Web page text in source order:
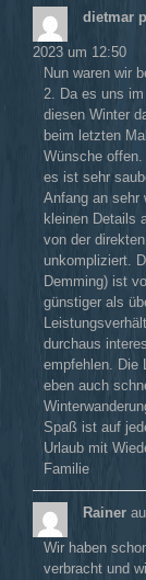
dietmar
2023 um 12:50
Nun waren wir
2. Da es uns
diesen Winter
beim letzten
Wünsche
es ist sehr
Anfang an sehr
kleinen Details
von der
unkompliziert.
Demming) ist
günstiger als
durchaus
empfehlen. Die
eben auch
Spaß ist auf
Urlaub mit
Familie
Rainer
Wir haben
verbracht und